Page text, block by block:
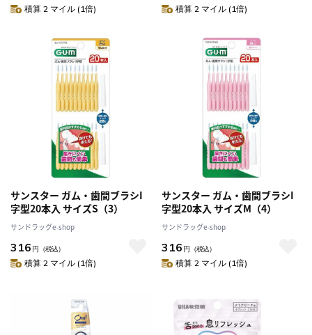
積算 2 マイル (1倍) 積算 2 マイル (1倍)
サンスター ガム・歯間ブラシI
字型20本入 サイズS（3）
サンドラッグe-shop
316 円 （税込）
積算 2 マイル (1倍)
サンスター ガム・歯間ブラシI
字型20本入 サイズM（4）
サンドラッグe-shop
316 円 （税込）
積算 2 マイル (1倍)